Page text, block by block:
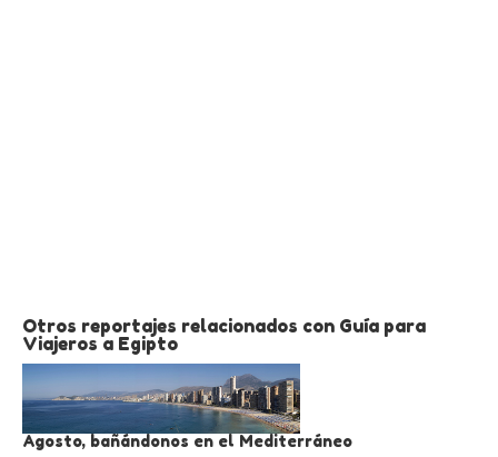
Otros reportajes relacionados con Guía para
Viajeros a Egipto
Agosto, bañándonos en el Mediterráneo